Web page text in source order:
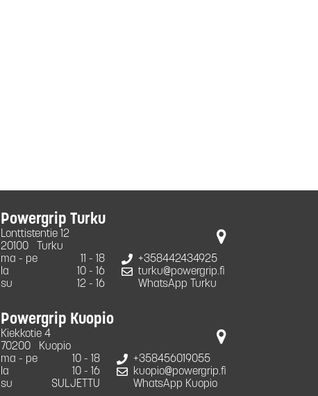
Powergrip Turku
Lonttistentie 12
20100
Turku
ma - pe
11 - 18
la
10 - 16
su
12 - 16
+358442434925
turku@powergrip.fi
WhatsApp Turku
Powergrip Kuopio
Kiekkotie 4
70200
Kuopio
ma - pe
10 - 18
la
10 - 16
su
SULJETTU
+358456019055
kuopio@powergrip.fi
WhatsApp Kuopio